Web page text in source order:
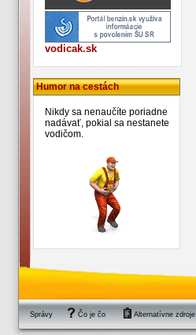
vodicak.sk
Humor na cestách
Nikdy sa nenaučíte poriadne
nadávať, pokial sa nestanete
vodičom.
Správy Čo je čo Alternatívne zdroje